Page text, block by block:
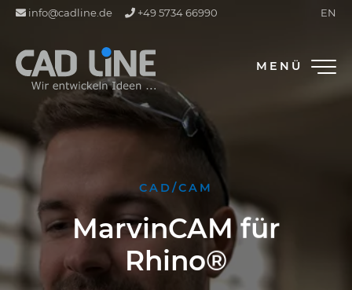
info@cadline.de +49 5734 66990 EN
MENÜ
CAD/CAM
MarvinCAM für
Rhino®